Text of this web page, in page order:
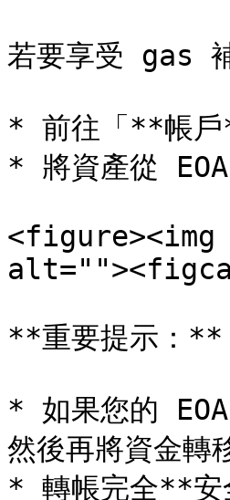
若要享受 gas
* 前往「**帳戶
* 將資產從
<figure><img
**重要提示：**
* 如果您的
然後再將資金轉
* 轉帳完全**安